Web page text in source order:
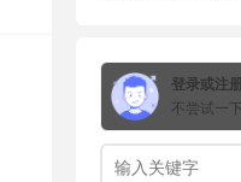
登录或注
不尝试一